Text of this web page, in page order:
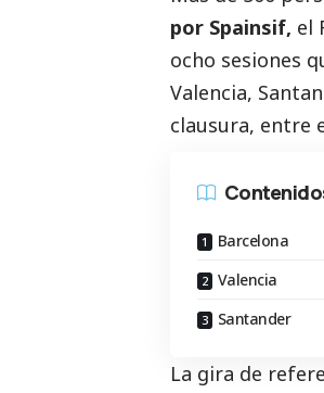
por Spainsif, el
ocho sesiones
Valencia,
clausura, entre
Barcelona
Valencia
Santander
La gira de